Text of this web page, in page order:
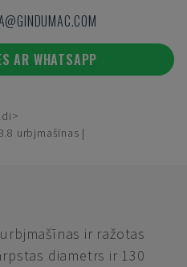
AR WHATSAPP
urbjmašīnas |
ir ražotas
diametrs ir 130